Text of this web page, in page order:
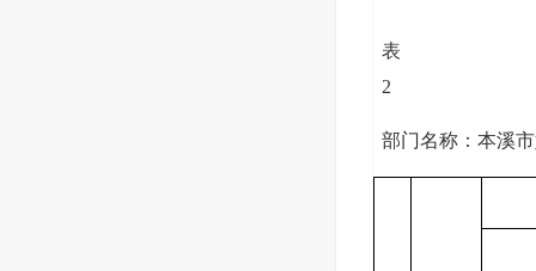
表
2
部门名称：本溪